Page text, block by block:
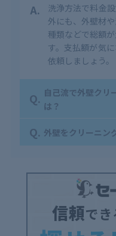
A.
洗浄方法で料金
外にも、外壁材
種類などで総額
す。支払額が気
依頼しましょう。
Q. 自己流で外壁クリ
は？
Q. 外壁をクリーニン
信頼でき